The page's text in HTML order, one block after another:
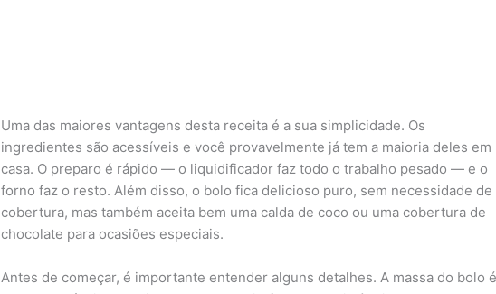
Uma das maiores vantagens desta receita é a sua simplicidade. Os
ingredientes são acessíveis e você provavelmente já tem a maioria deles em
casa. O preparo é rápido — o liquidificador faz todo o trabalho pesado — e o
forno faz o resto. Além disso, o bolo fica delicioso puro, sem necessidade de
cobertura, mas também aceita bem uma calda de coco ou uma cobertura de
chocolate para ocasiões especiais.
Antes de começar, é importante entender alguns detalhes. A massa do bolo é